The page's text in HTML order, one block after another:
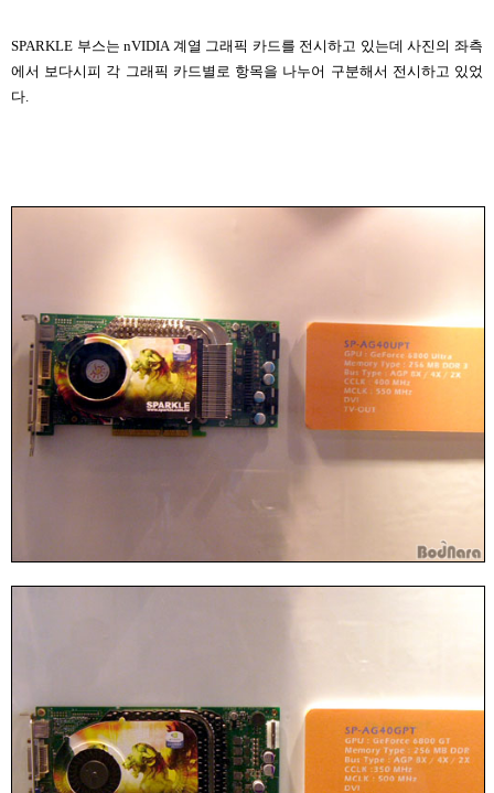
SPARKLE 부스는 nVIDIA 계열 그래픽 카드를 전시하고 있는데 사진의 좌측
에서 보다시피 각 그래픽 카드별로 항목을 나누어 구분해서 전시하고 있었
다.